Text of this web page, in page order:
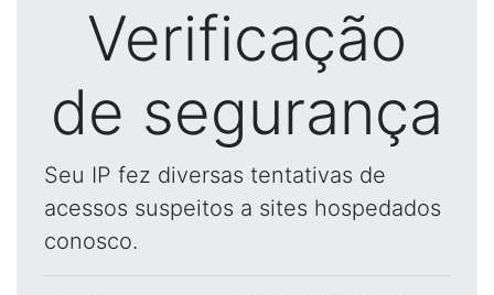
Verificação
de segurança
Seu IP fez diversas tentativas de
acessos suspeitos a sites hospedados
conosco.